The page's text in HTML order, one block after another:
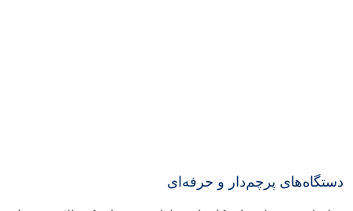
دستگاه‌های پرچم‌دار و حرفه‌ای